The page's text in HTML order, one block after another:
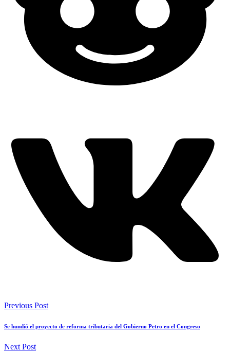
Previous Post
Se hundió el proyecto de reforma tributaria del Gobierno Petro en el Congreso
Next Post